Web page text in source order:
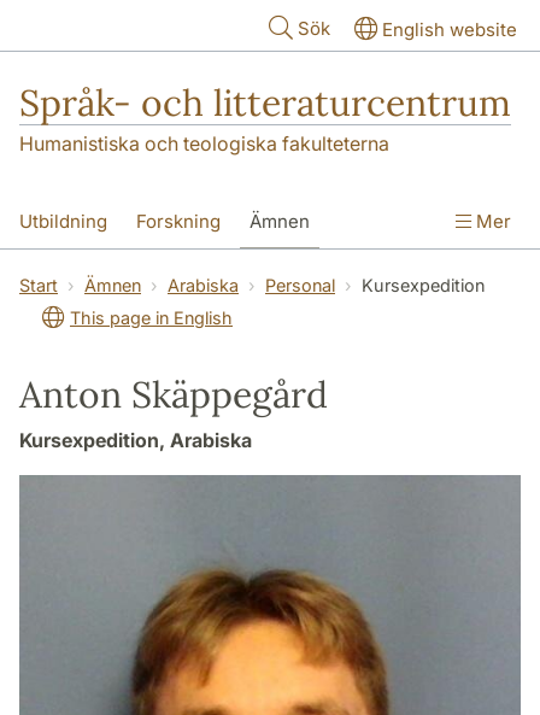
Sök English website
Språk- och litteraturcentrum
Humanistiska och teologiska fakulteterna
Utbildning Forskning Ämnen
SOL-husen Kontakt Institutionen
översättning till svenska
Mer
Start Ämnen Arabiska Personal
Kursexpedition
This page in English
Anton Skäppegård
Kursexpedition, Arabiska